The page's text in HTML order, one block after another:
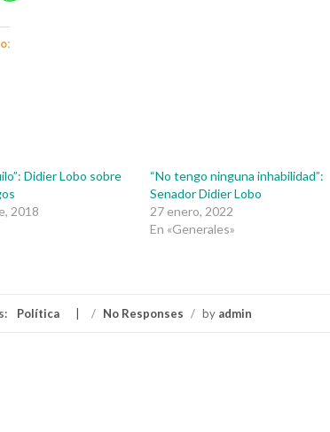
Didier Lobo sobre
2018
“No tengo ninguna inhabilidad”:
Senador Didier Lobo
27 enero, 2022
En «Generales»
Política / No Responses / by admin